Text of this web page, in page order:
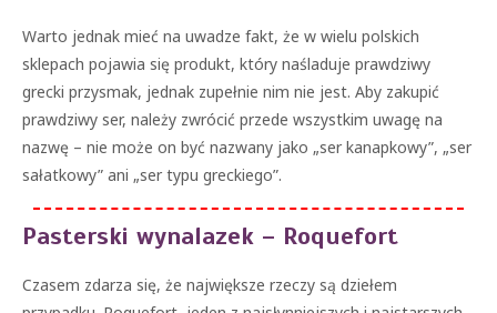
Warto jednak mieć na uwadze fakt, że w wielu polskich
sklepach pojawia się produkt, który naśladuje prawdziwy
grecki przysmak, jednak zupełnie nim nie jest. Aby zakupić
prawdziwy ser, należy zwrócić przede wszystkim uwagę na
nazwę – nie może on być nazwany jako „ser kanapkowy”, „ser
sałatkowy” ani „ser typu greckiego”.
Pasterski wynalazek – Roquefort
Czasem zdarza się, że największe rzeczy są dziełem